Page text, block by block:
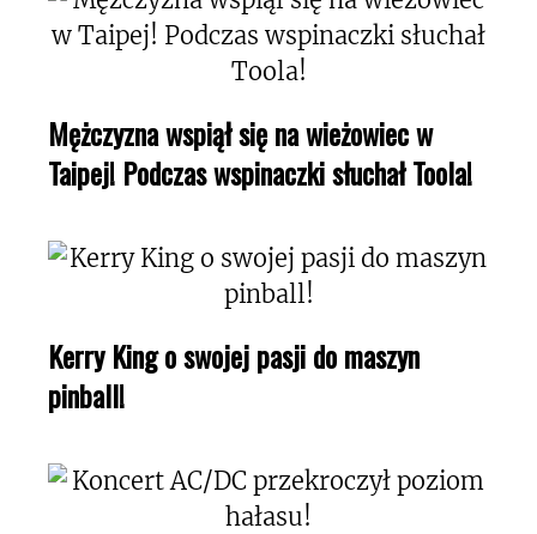
Mężczyzna wspiął się na wieżowiec w
Taipej! Podczas wspinaczki słuchał Toola!
Kerry King o swojej pasji do maszyn
pinball!